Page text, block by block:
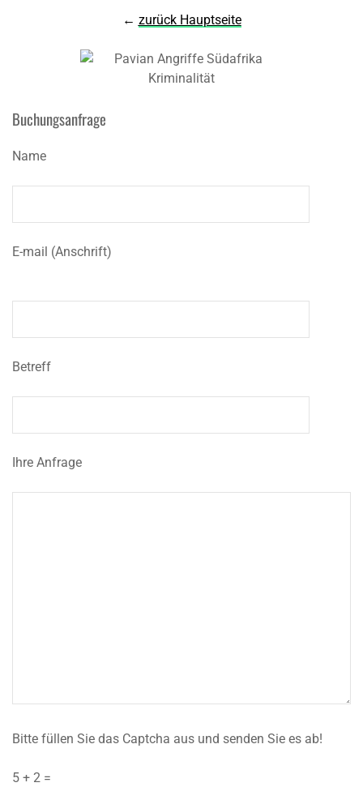
← zurück Hauptseite
Buchungsanfrage
Name
E-mail (Anschrift)
Betreff
Ihre Anfrage
Bitte füllen Sie das Captcha aus und senden Sie es ab!
5 + 2 =